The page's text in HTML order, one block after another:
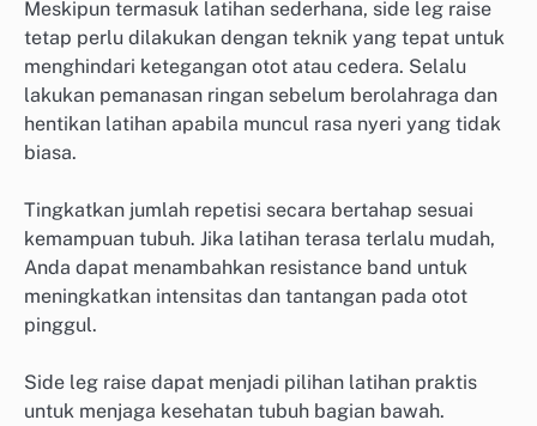
Meskipun termasuk latihan sederhana, side leg raise
tetap perlu dilakukan dengan teknik yang tepat untuk
menghindari ketegangan otot atau cedera. Selalu
lakukan pemanasan ringan sebelum berolahraga dan
hentikan latihan apabila muncul rasa nyeri yang tidak
biasa.
Tingkatkan jumlah repetisi secara bertahap sesuai
kemampuan tubuh. Jika latihan terasa terlalu mudah,
Anda dapat menambahkan resistance band untuk
meningkatkan intensitas dan tantangan pada otot
pinggul.
Side leg raise dapat menjadi pilihan latihan praktis
untuk menjaga kesehatan tubuh bagian bawah.